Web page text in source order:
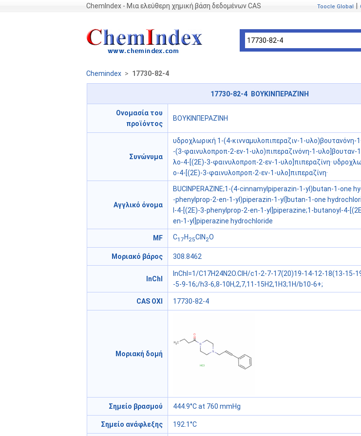
ChemIndex - Μια ελεύθερη χημική βάση δεδομένων CAS Toocle Global
Chemindex > 17730-82-4
17730-82-4 ΒΟΥΚΙΝΠΕΡΑΖΊΝΗ
Ονομασία του
προϊόντος
ΒΟΥΚΙΝΠΕΡΑΖΊΝΗ
Συνώνυμα
υδροχλωρική 1-(4-κινναμυλοπιπεραζιν-1-υλο)βουτανόνη-
-(3-φαινυλοπροπ-2-εν-1-υλο)πιπεραζινόνη-1-υλο]βουταν-1
λο-4-[(2E)-3-φαινυλοπροπ-2-εν-1-υλο]πιπεραζίνη·
ο-4-[(2E)-3-φαινυλοπροπ-2-εν-1-υλο]πιπεραζίνη·
Αγγλικό όνομα
BUCINPERAZINE;1-(4-cinnamylpiperazin-1-yl)butan-1-one
-phenylprop-2-en-1-yl)piperazin-1-yl]butan-1-one
l-4-[(2E)-3-phenylprop-2-en-1-yl]piperazine;1-butanoyl-4-
en-1-yl]piperazine hydrochloride
MF C17 H 25ClN 2O
Μοριακό βάρος 308.8462
InChI
InChI=1/C17H24N2O.ClH/c1-2-7-17(20)19-14-12-18(13-15-
-5-9-16;/h3-6,8-10H,2,7,11-15H2,1H3;1H/b10-6+;
CAS ΟΧΙ 17730-82-4
Μοριακή δομή
Σημείο βρασμού 444.9°C at 760 mmHg
Σημείο ανάφλεξης 192.1°C